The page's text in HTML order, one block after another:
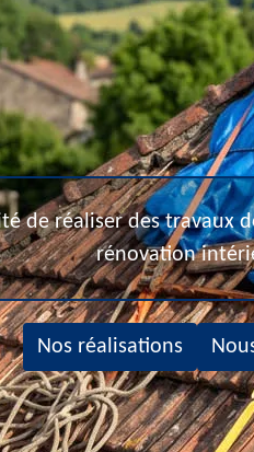
de réaliser des travaux
rénovation
Nos réalisations